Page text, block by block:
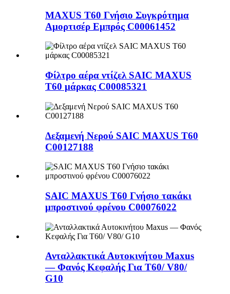
MAXUS T60 Γνήσιο Συγκρότημα
Αμορτισέρ Εμπρός C00061452
Φίλτρο αέρα ντίζελ SAIC MAXUS
T60 μάρκας C00085321
Δεξαμενή Νερού SAIC MAXUS T60
C00127188
SAIC MAXUS T60 Γνήσιο τακάκι
μπροστινού φρένου C00076022
Ανταλλακτικά Αυτοκινήτου Maxus
— Φανός Κεφαλής Για T60/ V80/
G10